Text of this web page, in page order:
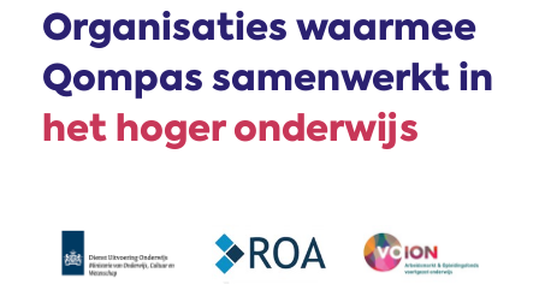
Organisaties waarmee
Qompas samenwerkt in
het hoger onderwijs